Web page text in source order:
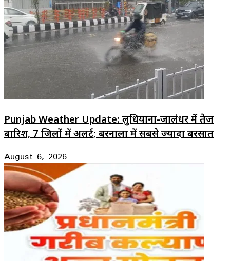
Punjab Weather Update: लुधियाना-जालंधर में तेज
बारिश, 7 जिलों में अलर्ट; बरनाला में सबसे ज्यादा बरसात
August 6, 2026